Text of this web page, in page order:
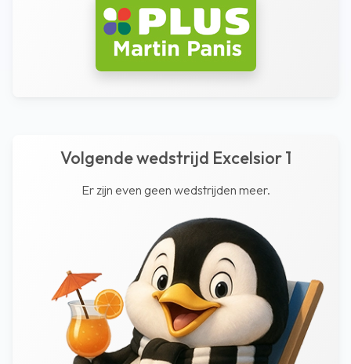
Volgende wedstrijd Excelsior 1
Er zijn even geen wedstrijden meer.